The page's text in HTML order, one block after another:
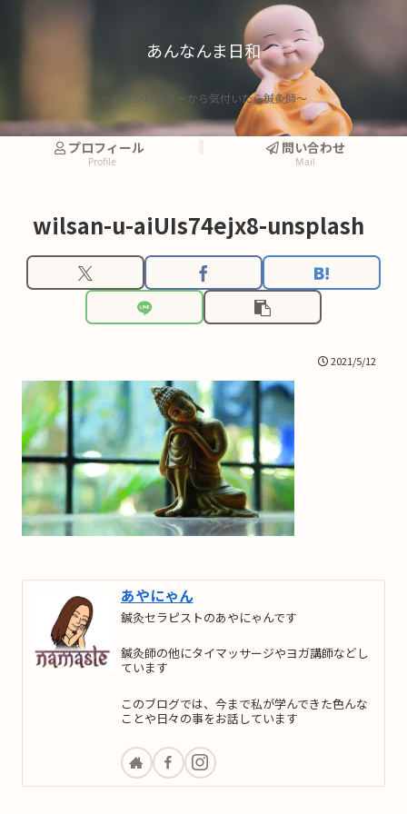
あんなんま日和
〜バックパッカーから気付いたら鍼灸師〜
プロフィール
Profile
問い合わせ
Mail
wilsan-u-aiUIs74ejx8-unsplash
2021/5/12
あやにゃん
鍼灸セラピストのあやにゃんです
鍼灸師の他にタイマッサージやヨガ講師などし
ています
このブログでは、今まで私が学んできた色んな
ことや日々の事をお話しています